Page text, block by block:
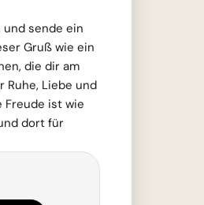
sende ein
Gruß wie ein
die dir am
Ruhe, Liebe und
Freude ist wie
dort für